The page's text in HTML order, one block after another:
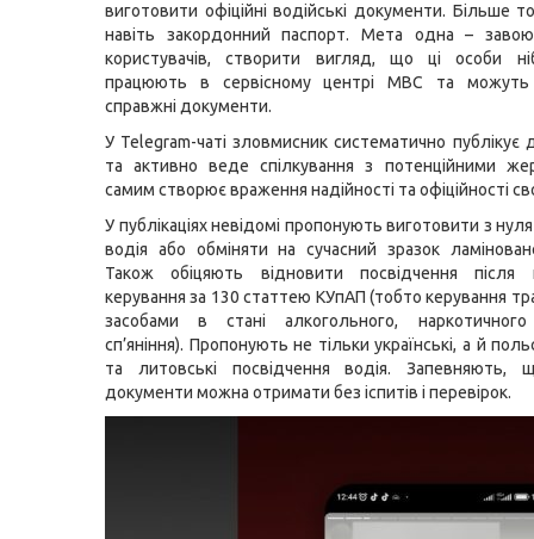
виготовити офіційні водійські документи. Більше
навіть закордонний паспорт. Мета одна –
користувачів, створити вигляд, що ці особи
працюють в сервісному центрі МВС та можуть
справжні документи.
У Telegram-чаті зловмисник систематично публікує
та активно веде спілкування з потенційними
самим створює враження надійності та офіційності
У публікаціях невідомі пропонують виготовити з
водія або обміняти на сучасний зразок
Також обіцяють відновити посвідчення після
керування за 130 статтею КУпАП (тобто керування
засобами в стані алкогольного,
сп’яніння). Пропонують не тільки українські, а й
та литовські посвідчення водія. Запевняють,
документи можна отримати без іспитів і перевірок.